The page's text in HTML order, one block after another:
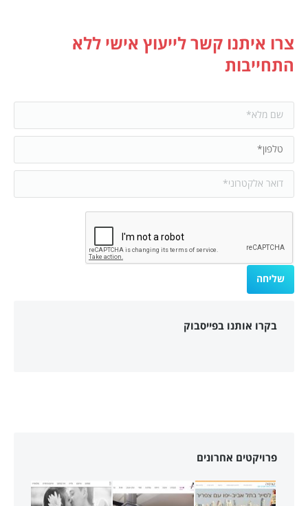
צרו איתנו קשר לייעוץ אישי ללא
התחייבות
בקרו אותנו בפייסבוק
פרויקטים אחרונים